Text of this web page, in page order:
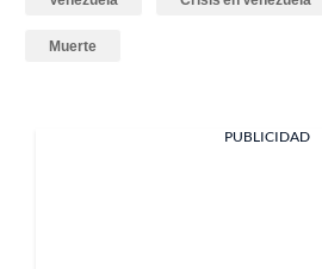
Muerte
PUBLICIDAD